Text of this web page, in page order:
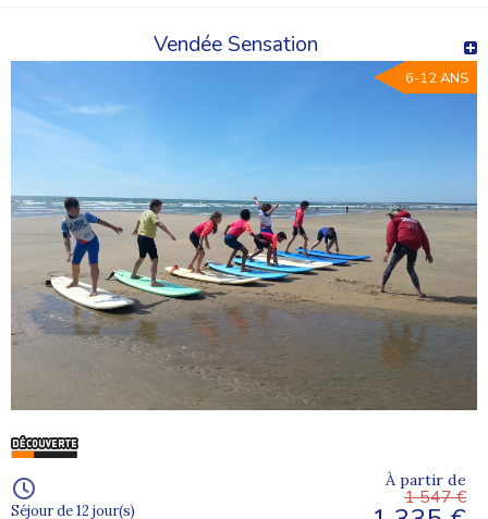
Vendée Sensation
6-12 ANS
Séjour de 12 jour(s)
À partir de
1 547 €